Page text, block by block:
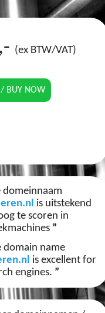
(ex BTW/VAT)
/ BUY NOW
domeinnaam
is uitstekend
te scoren in
”
domain name
is excellent for
engines. ”